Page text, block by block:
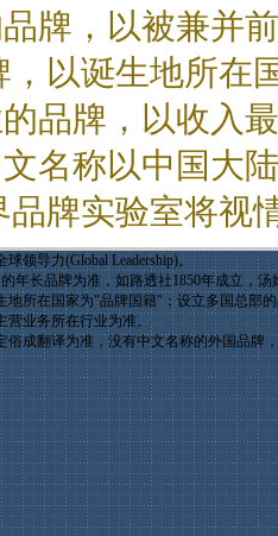
牌，以被兼并
，以诞生地所在
品牌，以收入
名称以中国大
牌实验室将视
领导力(Global Leadership)。
年长品牌为准，如路透社1850年成立，
地所在国家为"品牌国籍"；设立多国总部
业务所在行业为准。
俗成翻译为准，没有中文名称的外国品牌